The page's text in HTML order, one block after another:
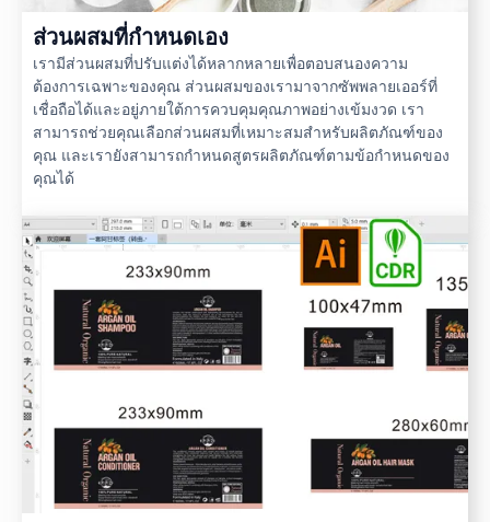
ส่วนผสมที่กำหนดเอง
เรามีส่วนผสมที่ปรับแต่งได้หลากหลายเพื่อตอบสนองความ
ต้องการเฉพาะของคุณ ส่วนผสมของเรามาจากซัพพลายเออร์ที่
เชื่อถือได้และอยู่ภายใต้การควบคุมคุณภาพอย่างเข้มงวด เรา
สามารถช่วยคุณเลือกส่วนผสมที่เหมาะสมสำหรับผลิตภัณฑ์ของ
คุณ และเรายังสามารถกำหนดสูตรผลิตภัณฑ์ตามข้อกำหนดของ
คุณได้